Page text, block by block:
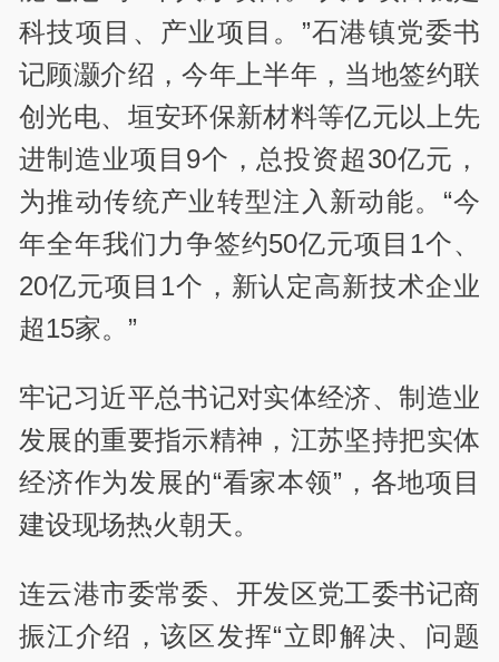
科技项目、产业项目。”石港镇党委书
记顾灏介绍，今年上半年，当地签约联
创光电、垣安环保新材料等亿元以上先
进制造业项目9个，总投资超30亿元，
为推动传统产业转型注入新动能。“今
年全年我们力争签约50亿元项目1个、
20亿元项目1个，新认定高新技术企业
超15家。”
牢记习近平总书记对实体经济、制造业
发展的重要指示精神，江苏坚持把实体
经济作为发展的“看家本领”，各地项目
建设现场热火朝天。
连云港市委常委、开发区党工委书记商
振江介绍，该区发挥“立即解决、问题